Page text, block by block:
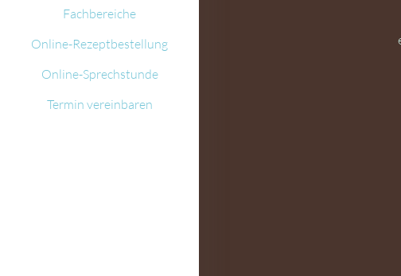
Fachbereiche
Online-Rezeptbestellung
Online-Sprechstunde
Termin vereinbaren